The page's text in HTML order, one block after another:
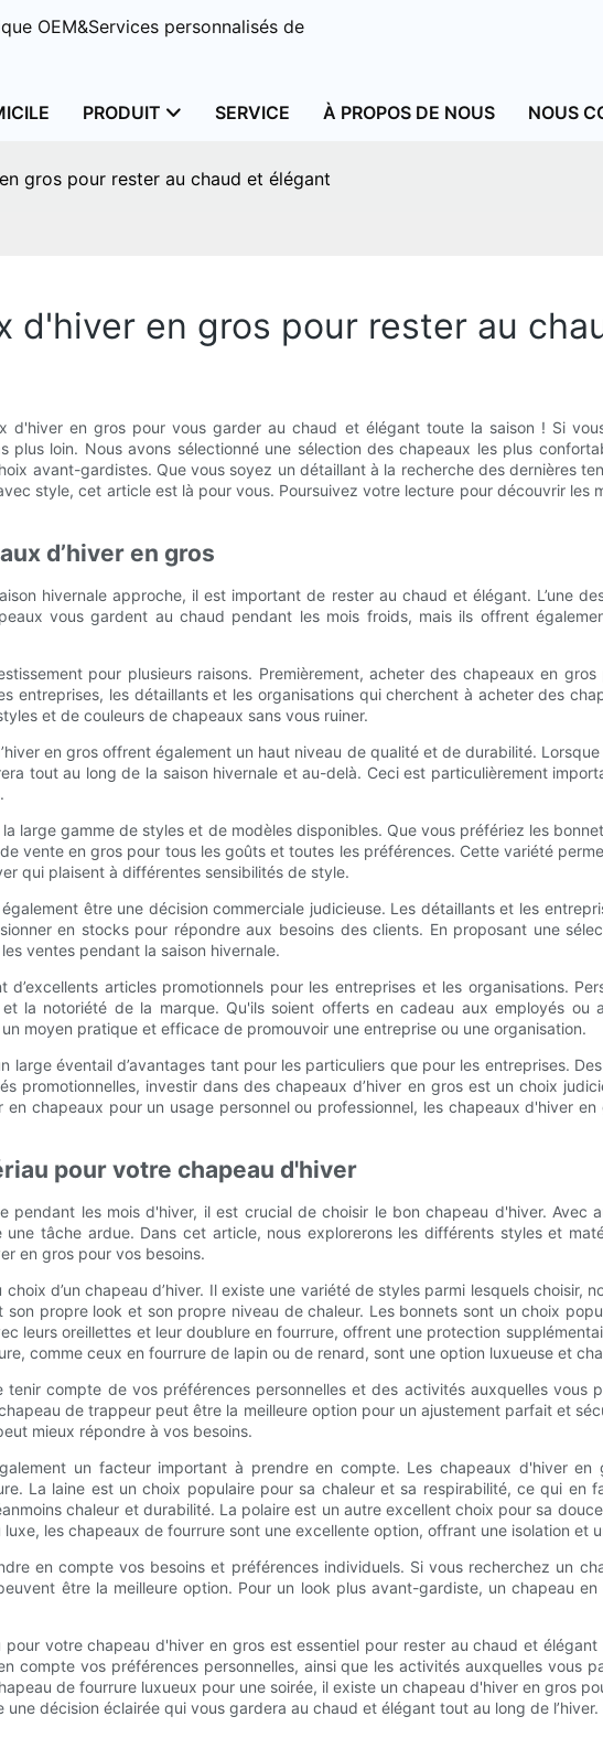
OEM&Services personnalisés de
PRODUIT SERVICE À PROPOS DE NOUS NOUS
gros pour rester au chaud et élégant
d'hiver en gros pour rester au
d'hiver en gros pour vous garder au chaud et élégant toute la saison ! Si
plus loin. Nous avons sélectionné une sélection des chapeaux les plus
avant-gardistes. Que vous soyez un détaillant à la recherche des dernières
style, cet article est là pour vous. Poursuivez votre lecture pour découvrir les
d’hiver en gros
hivernale approche, il est important de rester au chaud et élégant. L’une
vous gardent au chaud pendant les mois froids, mais ils offrent
pour plusieurs raisons. Premièrement, acheter des chapeaux en
entreprises, les détaillants et les organisations qui cherchent à acheter des
et de couleurs de chapeaux sans vous ruiner.
en gros offrent également un haut niveau de qualité et de durabilité.
tout au long de la saison hivernale et au-delà. Ceci est particulièrement
large gamme de styles et de modèles disponibles. Que vous préfériez les
vente en gros pour tous les goûts et toutes les préférences. Cette variété
qui plaisent à différentes sensibilités de style.
être une décision commerciale judicieuse. Les détaillants et les
en stocks pour répondre aux besoins des clients. En proposant une
ventes pendant la saison hivernale.
d’excellents articles promotionnels pour les entreprises et les organisations.
la notoriété de la marque. Qu'ils soient offerts en cadeau aux employés ou
moyen pratique et efficace de promouvoir une entreprise ou une organisation.
large éventail d’avantages tant pour les particuliers que pour les entreprises.
promotionnelles, investir dans des chapeaux d’hiver en gros est un choix
chapeaux pour un usage personnel ou professionnel, les chapeaux d'hiver
pour votre chapeau d'hiver
les mois d'hiver, il est crucial de choisir le bon chapeau d'hiver. Avec
tâche ardue. Dans cet article, nous explorerons les différents styles et
en gros pour vos besoins.
d’un chapeau d’hiver. Il existe une variété de styles parmi lesquels choisir,
propre look et son propre niveau de chaleur. Les bonnets sont un choix
leurs oreillettes et leur doublure en fourrure, offrent une protection
comme ceux en fourrure de lapin ou de renard, sont une option luxueuse et
compte de vos préférences personnelles et des activités auxquelles vous
de trappeur peut être la meilleure option pour un ajustement parfait et
mieux répondre à vos besoins.
un facteur important à prendre en compte. Les chapeaux d'hiver
La laine est un choix populaire pour sa chaleur et sa respirabilité, ce qui en
chaleur et durabilité. La polaire est un autre excellent choix pour sa
les chapeaux de fourrure sont une excellente option, offrant une isolation et
en compte vos besoins et préférences individuels. Si vous recherchez un
être la meilleure option. Pour un look plus avant-gardiste, un chapeau
votre chapeau d'hiver en gros est essentiel pour rester au chaud et
compte vos préférences personnelles, ainsi que les activités auxquelles vous
de fourrure luxueux pour une soirée, il existe un chapeau d'hiver en gros
décision éclairée qui vous gardera au chaud et élégant tout au long de l’hiver.